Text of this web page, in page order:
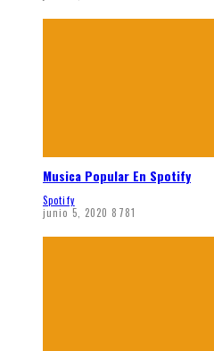
Musica Popular En Spotify
Spotify
junio 5, 2020 8781